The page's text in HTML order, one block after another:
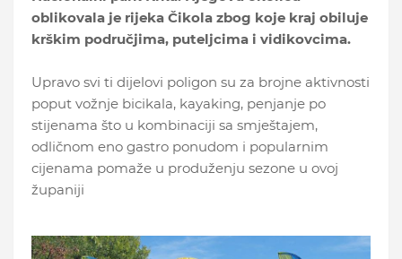
oblikovala je rijeka Čikola zbog koje kraj obiluje
krškim područjima, puteljcima i vidikovcima.
Upravo svi ti dijelovi poligon su za brojne aktivnosti
poput vožnje bicikala, kayaking, penjanje po
stijenama što u kombinaciji sa smještajem,
odličnom eno gastro ponudom i popularnim
cijenama pomaže u produženju sezone u ovoj
županiji